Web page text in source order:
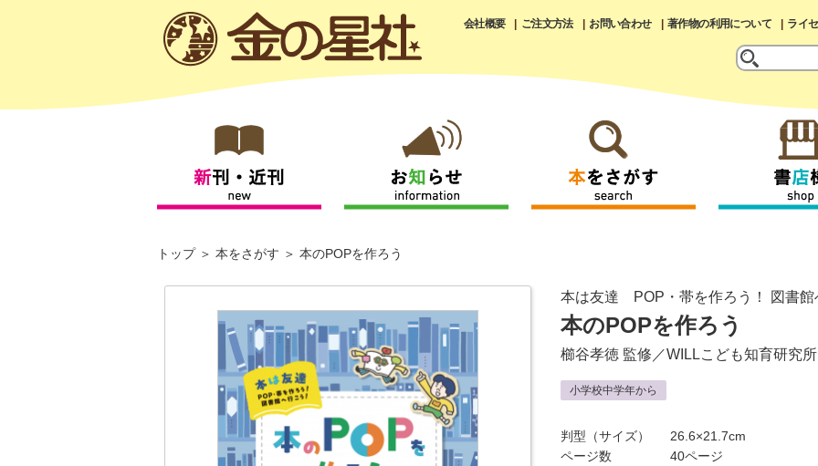
会社概要 ご注文方法 お問い合わせ 著作物の利用について ライ
トップ 本をさがす 本のPOPを作ろう
本は友達 POP・帯を作ろう！ 図書館
本のPOPを作ろう
櫛谷孝徳 監修／WILLこども知育研究所
小学校中学年から
判型（サイズ）
26.6×21.7cm
ページ数
40ページ